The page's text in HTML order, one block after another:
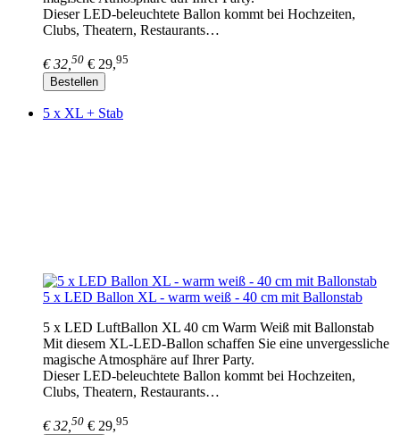
Dieser LED-beleuchtete Ballon kommt bei Hochzeiten,
Clubs, Theatern, Restaurants…
€ 32, 50 € 29,95
Bestellen
5 x XL + Stab
5 x LED Ballon XL - warm weiß - 40 cm mit Ballonstab
5 x LED LuftBallon XL 40 cm Warm Weiß mit Ballonstab
Mit diesem XL-LED-Ballon schaffen Sie eine unvergessliche
magische Atmosphäre auf Ihrer Party.
Dieser LED-beleuchtete Ballon kommt bei Hochzeiten,
Clubs, Theatern, Restaurants…
€ 32,50 € 29,95